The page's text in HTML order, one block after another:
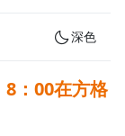
深色
8：00在方格